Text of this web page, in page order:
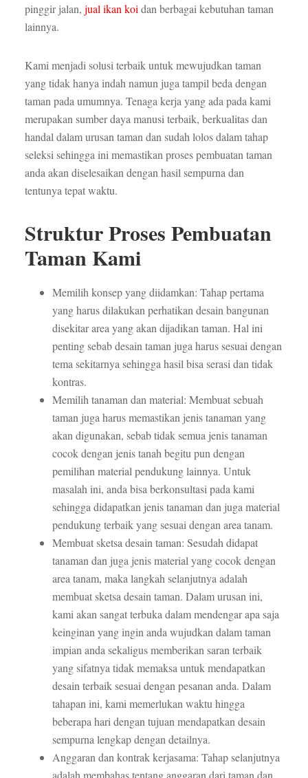
pinggir jalan, jual ikan koi dan berbagai kebutuhan taman
lainnya.
Kami menjadi solusi terbaik untuk mewujudkan taman
yang tidak hanya indah namun juga tampil beda dengan
taman pada umumnya. Tenaga kerja yang ada pada kami
merupakan sumber daya manusi terbaik, berkualitas dan
handal dalam urusan taman dan sudah lolos dalam tahap
seleksi sehingga ini memastikan proses pembuatan taman
anda akan diselesaikan dengan hasil sempurna dan
tentunya tepat waktu.
Struktur Proses Pembuatan
Taman Kami
Memilih konsep yang diidamkan: Tahap pertama
yang harus dilakukan perhatikan desain bangunan
disekitar area yang akan dijadikan taman. Hal ini
penting sebab desain taman juga harus sesuai dengan
tema sekitarnya sehingga hasil bisa serasi dan tidak
kontras.
Memilih tanaman dan material: Membuat sebuah
taman juga harus memastikan jenis tanaman yang
akan digunakan, sebab tidak semua jenis tanaman
cocok dengan jenis tanah begitu pun dengan
pemilihan material pendukung lainnya. Untuk
masalah ini, anda bisa berkonsultasi pada kami
sehingga didapatkan jenis tanaman dan juga material
pendukung terbaik yang sesuai dengan area tanam.
Membuat sketsa desain taman: Sesudah didapat
tanaman dan juga jenis material yang cocok dengan
area tanam, maka langkah selanjutnya adalah
membuat sketsa desain taman. Dalam urusan ini,
kami akan sangat terbuka dalam mendengar apa saja
keinginan yang ingin anda wujudkan dalam taman
impian anda sekaligus memberikan saran terbaik
yang sifatnya tidak memaksa untuk mendapatkan
desain terbaik sesuai dengan pesanan anda. Dalam
tahapan ini, kami memerlukan waktu hingga
beberapa hari dengan tujuan mendapatkan desain
sempurna lengkap dengan detailnya.
Anggaran dan kontrak kerjasama: Tahap selanjutnya
adalah membahas tentang anggaran dari taman dan